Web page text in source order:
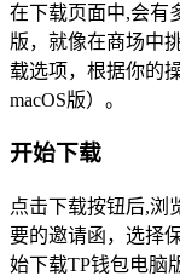
在下载页面中,会有
版，就像在商场中
载选项，根据你的
macOS版）。
开始下载
点击下载按钮后,浏
要的邀请函，选择
始下载TP钱包电脑